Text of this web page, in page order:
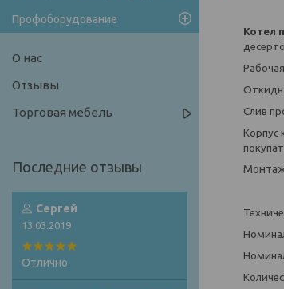
Котел
Слив
Корпус
Профоборудование
О нас
Отзывы
Торговая мебель
Сергей
13.03.2019
Отлично